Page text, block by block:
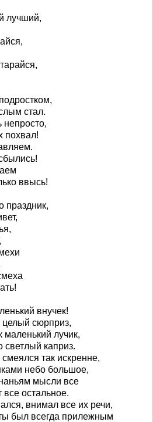
лучший,
стал.
похвал!
ввысь!
праздник,
внучек!
сюрприз,
лучик,
светлый каприз.
так искренне,
небо большое,
мысли все
все остальное.
внимал все их речи,
был всегда прилежным